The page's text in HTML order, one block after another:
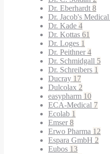
Dr. Eberhardt 8
Dr. Jacob's
Dr. Kade 4
Dr. Kottas 61
Dr. Loges 1
Dr. Peithner 4
Dr. Schmidgall 5
Dr. Schreibers 1
Ducray 17
Dulcolax 2
easypharm 10
ECA-Medical 7
Ecolab 1
Emser 8
Erwo Pharma 12
Espara GmbH 2
Eubos 13